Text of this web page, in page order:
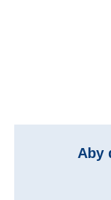
Aby